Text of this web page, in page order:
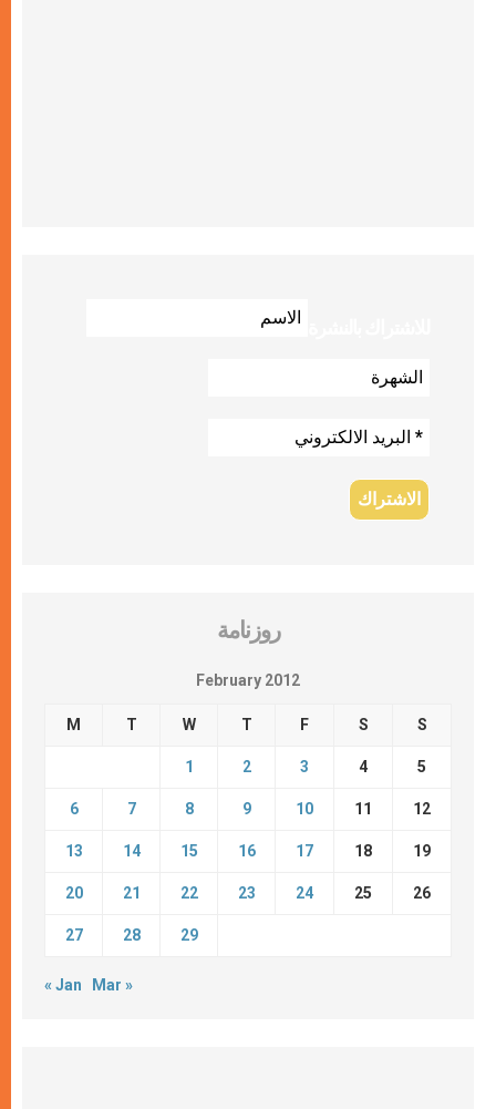
روزنامة
February 2012
M T W T F S S
1 2 3 4 5
6 7 8 9 10 11 12
13 14 15 16 17 18 19
20 21 22 23 24 25 26
27 28 29
« Jan Mar »